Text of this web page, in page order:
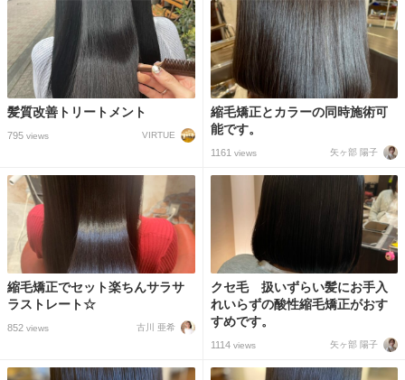
髪質改善トリートメント
795 views VIRTUE
縮毛矯正とカラーの同時施術可
能です。
1161 views 矢ヶ部 陽子
縮毛矯正でセット楽ちんサラサ
ラストレート☆
852 views 古川 亜希
クセ毛 扱いずらい髪にお手入
れいらずの酸性縮毛矯正がおす
すめです。
1114views 矢ヶ部 陽子